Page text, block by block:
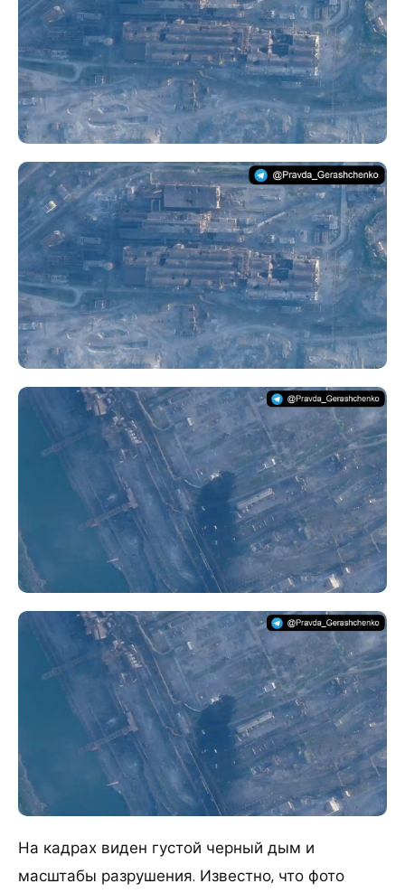
На кадрах виден густой черный дым и
масштабы разрушения. Известно, что фото